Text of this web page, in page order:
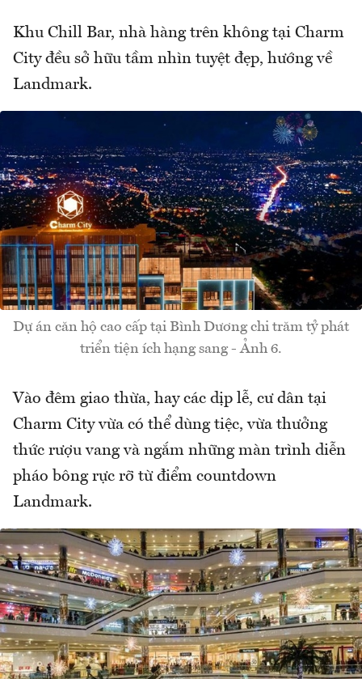
Khu Chill Bar, nhà hàng trên không tại Charm
City đều sở hữu tầm nhìn tuyệt đẹp, hướng về
Landmark.
Dự án căn hộ cao cấp tại Bình Dương chi trăm tỷ phát
triển tiện ích hạng sang - Ảnh 6.
Vào đêm giao thừa, hay các dịp lễ, cư dân tại
Charm City vừa có thể dùng tiệc, vừa thưởng
thức rượu vang và ngắm những màn trình diễn
pháo bông rực rỡ từ điểm countdown
Landmark.